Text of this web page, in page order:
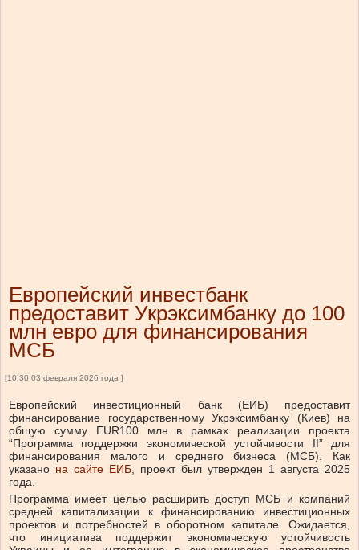
Европейский инвестбанк
предоставит Укрэксимбанку до 100
млн евро для финансирования
МСБ
[10:30 03 февраля 2026 года ]
Европейский инвестиционный банк (ЕИБ) предоставит
финансирование государственному Укрэксимбанку (Киев) на
общую сумму EUR100 млн в рамках реализации проекта
“Программа поддержки экономической устойчивости II” для
финансирования малого и среднего бизнеса (МСБ). Как
указано на сайте ЕИБ, проект был утвержден 1 августа 2025
года.
Программа имеет целью расширить доступ МСБ и компаний
средней капитализации к финансированию инвестиционных
проектов и потребностей в оборотном капитале. Ожидается,
что инициатива поддержит экономическую устойчивость